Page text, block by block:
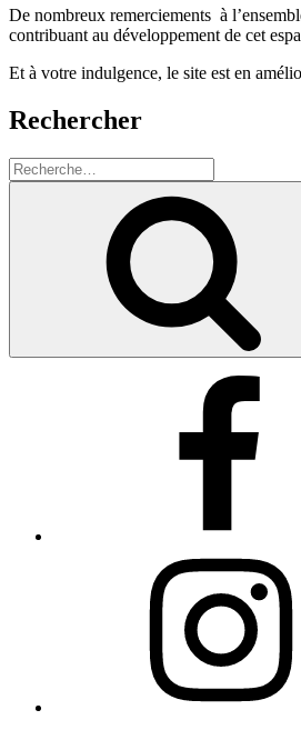
De nombreux remerciements à
contribuant au développement de cet
Et à votre indulgence, le site est en
Rechercher
Recherche
pour